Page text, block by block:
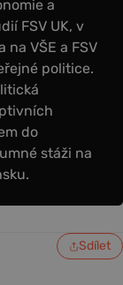
a
FSV UK, v
VŠE a FSV
politice.
do
stáži na
Sdílet